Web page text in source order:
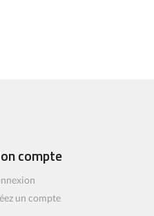
compte
un compte